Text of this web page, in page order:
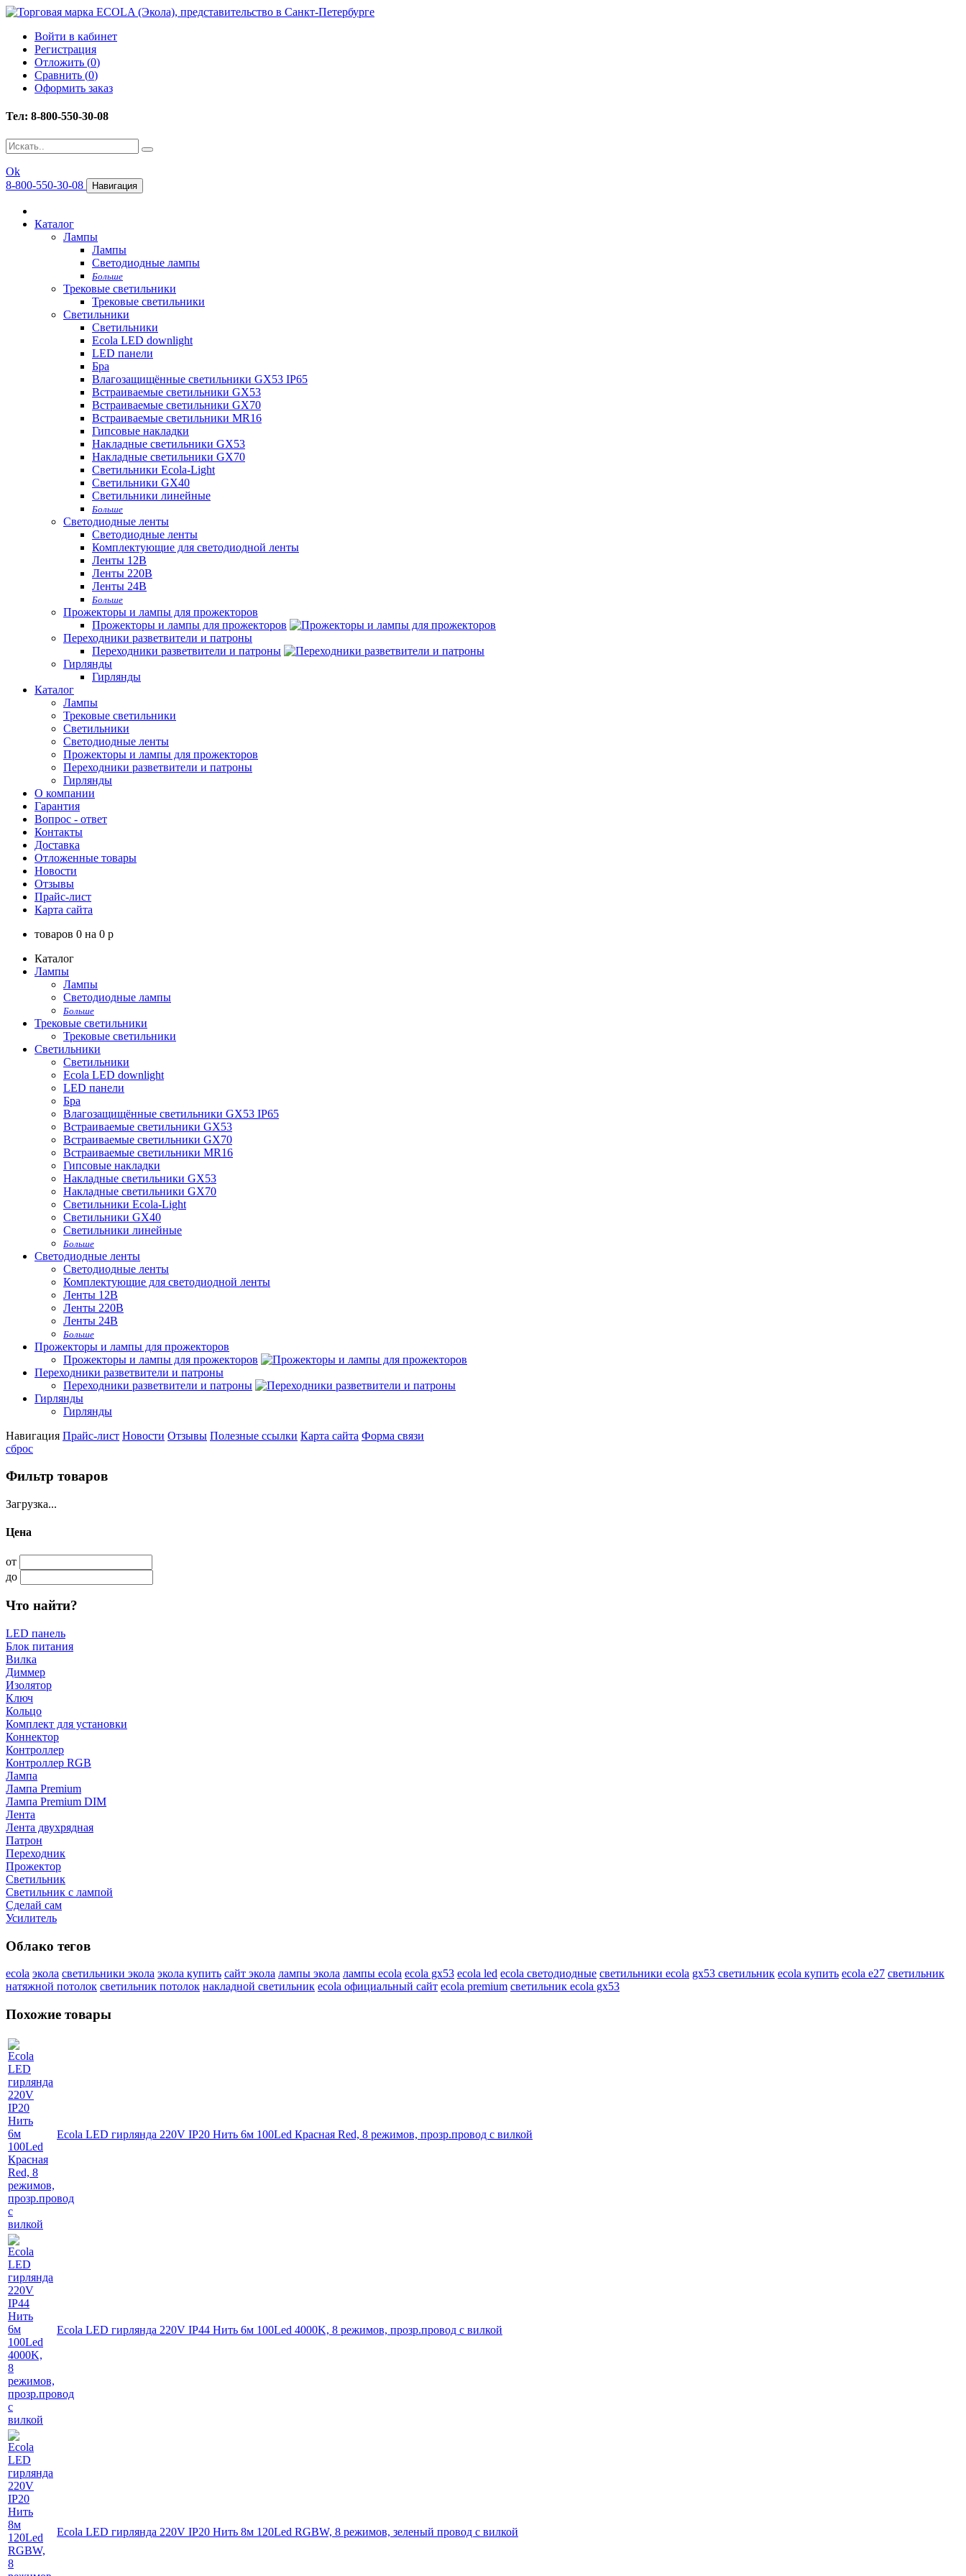
Войти в кабинет
Регистрация
Отложить (0)
Сравнить (0)
Оформить заказ
Тел: 8-800-550-30-08
Ok
8-800-550-30-08
Навигация
Каталог
Лампы
Лампы
Светодиодные лампы
Больше
Трековые светильники
Трековые светильники
Светильники
Светильники
Ecola LED downlight
LED панели
Бра
Влагозащищённые светильники GX53 IP65
Встраиваемые светильники GX53
Встраиваемые светильники GX70
Встраиваемые светильники MR16
Гипсовые накладки
Накладные светильники GX53
Накладные светильники GX70
Светильники Ecola-Light
Светильники GX40
Светильники линейные
Больше
Светодиодные ленты
Светодиодные ленты
Комплектующие для светодиодной ленты
Ленты 12В
Ленты 220В
Ленты 24В
Больше
Прожекторы и лампы для прожекторов
Прожекторы и лампы для прожекторов
Переходники разветвители и патроны
Переходники разветвители и патроны
Гирлянды
Гирлянды
Каталог
Лампы
Трековые светильники
Светильники
Светодиодные ленты
Прожекторы и лампы для прожекторов
Переходники разветвители и патроны
Гирлянды
О компании
Гарантия
Вопрос - ответ
Контакты
Доставка
Отложенные товары
Новости
Отзывы
Прайс-лист
Карта сайта
товаров 0 на 0 p
Каталог
Лампы
Лампы
Светодиодные лампы
Больше
Трековые светильники
Трековые светильники
Светильники
Светильники
Ecola LED downlight
LED панели
Бра
Влагозащищённые светильники GX53 IP65
Встраиваемые светильники GX53
Встраиваемые светильники GX70
Встраиваемые светильники MR16
Гипсовые накладки
Накладные светильники GX53
Накладные светильники GX70
Светильники Ecola-Light
Светильники GX40
Светильники линейные
Больше
Светодиодные ленты
Светодиодные ленты
Комплектующие для светодиодной ленты
Ленты 12В
Ленты 220В
Ленты 24В
Больше
Прожекторы и лампы для прожекторов
Прожекторы и лампы для прожекторов
Переходники разветвители и патроны
Переходники разветвители и патроны
Гирлянды
Гирлянды
Навигация Прайс-лист Новости Отзывы Полезные ссылки Карта сайта Форма связи
сброс
Фильтр товаров
Загрузка...
Цена
от
до
Что найти?
LED панель
Блок питания
Вилка
Диммер
Изолятор
Ключ
Кольцо
Комплект для установки
Коннектор
Контроллер
Контроллер RGB
Лампа
Лампа Premium
Лампа Premium DIM
Лента
Лента двухрядная
Патрон
Переходник
Прожектор
Светильник
Светильник c лампой
Сделай сам
Усилитель
Облако тегов
ecola экола светильники экола экола купить сайт экола лампы экола лампы ecola ecola gx53 ecola led ecola светодиодные светильники ecola gx53 светильник ecola купить ecola e27 светильник
натяжной потолок светильник потолок накладной светильник ecola официальный сайт ecola premium светильник ecola gx53
Похожие товары
Ecola LED гирлянда 220V IP20 Нить 6м 100Led Красная Red, 8 режимов, прозр.провод с вилкой
Ecola LED гирлянда 220V IP44 Нить 6м 100Led 4000K, 8 режимов, прозр.провод с вилкой
Ecola LED гирлянда 220V IP20 Нить 8м 120Led RGBW, 8 режимов, зеленый провод с вилкой